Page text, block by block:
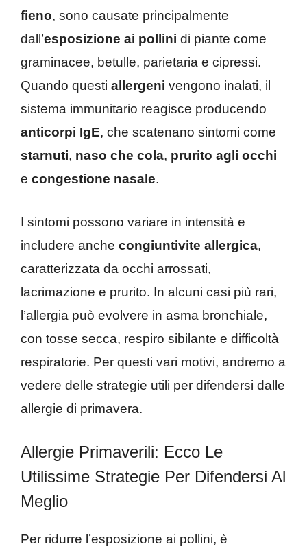
fieno, sono causate principalmente
dall’esposizione ai pollini di piante come
graminacee, betulle, parietaria e cipressi.
Quando questi allergeni vengono inalati, il
sistema immunitario reagisce producendo
anticorpi IgE, che scatenano sintomi come
starnuti, naso che cola, prurito agli occhi
e congestione nasale.
I sintomi possono variare in intensità e
includere anche congiuntivite allergica,
caratterizzata da occhi arrossati,
lacrimazione e prurito. In alcuni casi più rari,
l’allergia può evolvere in asma bronchiale,
con tosse secca, respiro sibilante e difficoltà
respiratorie. Per questi vari motivi, andremo a
vedere delle strategie utili per difendersi dalle
allergie di primavera.
Allergie Primaverili: Ecco Le
Utilissime Strategie Per Difendersi Al
Meglio
Per ridurre l’esposizione ai pollini, è